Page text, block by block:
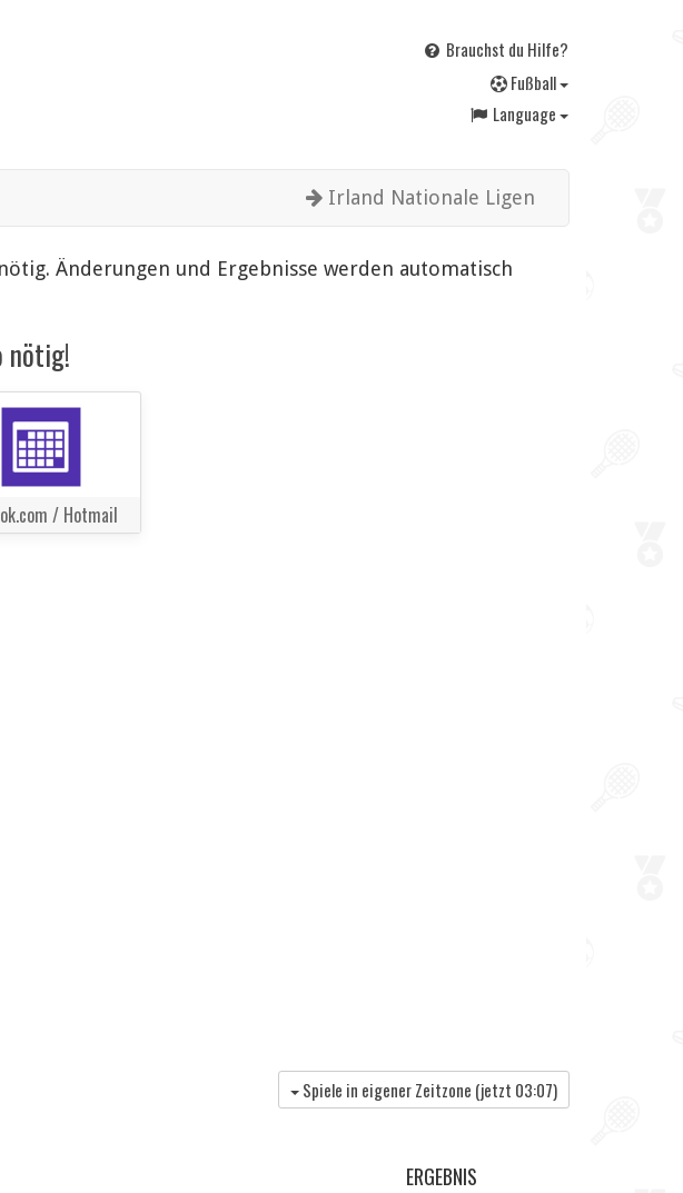
Brauchst du Hilfe?
Fußball
Language
Irland Nationale Ligen
Änderungen und Ergebnisse werden automatisch
nötig!
/ Hotmail
Spiele in eigener Zeitzone (jetzt 03:07)
ERGEBNIS